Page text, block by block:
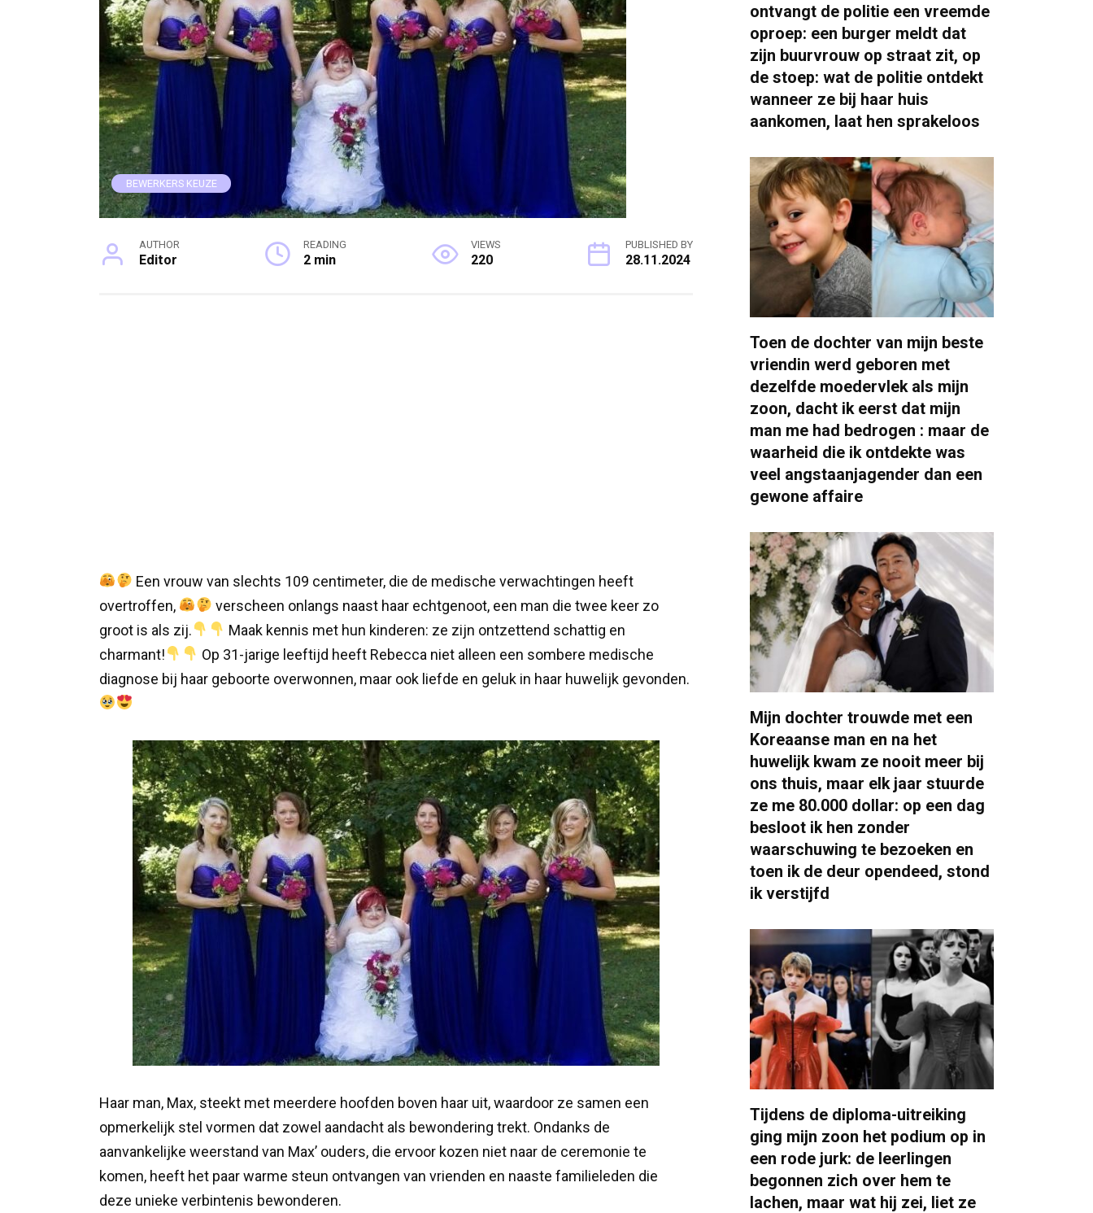
BEWERKERS KEUZE
AUTHOR
Editor
READING
2 min
VIEWS
220
PUBLISHED BY
28.11.2024
Een vrouw van slechts 109 centimeter, die de medische verwachtingen heeft
overtroffen,
verscheen onlangs naast haar echtgenoot, een man die twee keer zo
groot is als zij.
Maak kennis met hun kinderen: ze zijn ontzettend schattig en
charmant!
Op 31-jarige leeftijd heeft Rebecca niet alleen een sombere medische
diagnose bij haar geboorte overwonnen, maar ook liefde en geluk in haar huwelijk gevonden.
Haar man, Max, steekt met meerdere hoofden boven haar uit, waardoor ze samen een
opmerkelijk stel vormen dat zowel aandacht als bewondering trekt. Ondanks de
aanvankelijke weerstand van Max’ ouders, die ervoor kozen niet naar de ceremonie te
komen, heeft het paar warme steun ontvangen van vrienden en naaste familieleden die
deze unieke verbintenis bewonderen.
ontvangt de politie een vreemde
oproep: een burger meldt dat
zijn buurvrouw op straat zit, op
de stoep: wat de politie ontdekt
wanneer ze bij haar huis
aankomen, laat hen sprakeloos
Toen de dochter van mijn beste
vriendin werd geboren met
dezelfde moedervlek als mijn
zoon, dacht ik eerst dat mijn
man me had bedrogen : maar de
waarheid die ik ontdekte was
veel angstaanjagender dan een
gewone affaire
Mijn dochter trouwde met een
Koreaanse man en na het
huwelijk kwam ze nooit meer bij
ons thuis, maar elk jaar stuurde
ze me 80.000 dollar: op een dag
besloot ik hen zonder
waarschuwing te bezoeken en
toen ik de deur opendeed, stond
ik verstijfd
Tijdens de diploma-uitreiking
ging mijn zoon het podium op in
een rode jurk: de leerlingen
begonnen zich over hem te
lachen, maar wat hij zei, liet ze